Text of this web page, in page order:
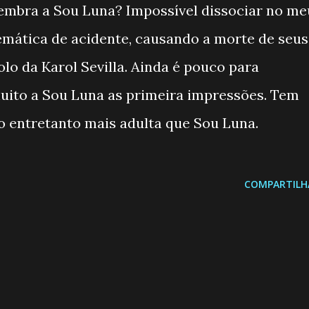
a Sou Luna? Impossível dissociar no
de acidente, causando a morte de seus
da Karol Sevilla. Ainda é pouco para
a Sou Luna as primeira impressões. Tem
entretanto mais adulta que Sou Luna.